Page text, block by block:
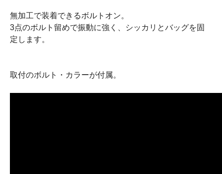
無加工で装着できるボルトオン。
3点のボルト留めで振動に強く、シッカリとバッグを固
定します。
取付のボルト・カラーが付属。